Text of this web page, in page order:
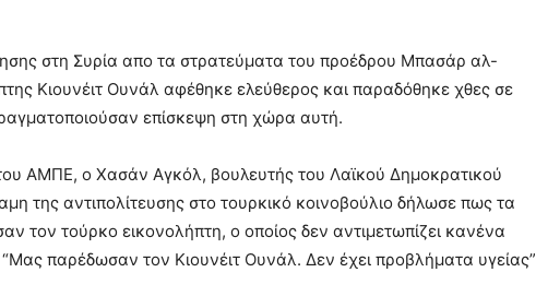
στη Συρία απο τα στρατεύματα του προέδρου Μπασάρ αλ-
Κιουνέιτ Ουνάλ αφέθηκε ελεύθερος και παραδόθηκε χθες σε
επίσκεψη στη χώρα αυτή.
ΑΜΠΕ, ο Χασάν Aγκόλ, βουλευτής του Λαϊκού Δημοκρατικού
της αντιπολίτευσης στο τουρκικό κοινοβούλιο δήλωσε πως τα
τον τούρκο εικονολήπτη, ο οποίος δεν αντιμετωπίζει κανένα
παρέδωσαν τον Κιουνέιτ Ουνάλ. Δεν έχει προβλήματα υγείας”